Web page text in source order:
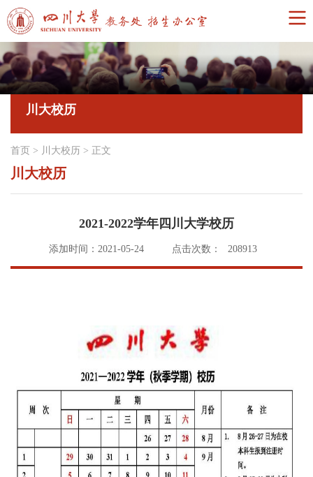
川大校历
首页 > 川大校历 > 正文
川大校历
2021-2022学年四川大学校历
添加时间：2021-05-24 点击次数： 208913